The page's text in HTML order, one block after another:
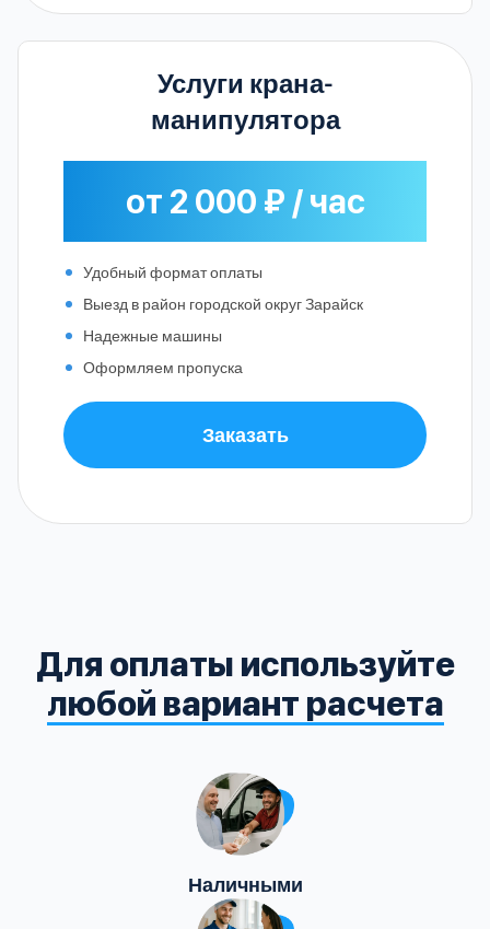
Услуги крана-
манипулятора
от 2 000 ₽ / час
Удобный формат оплаты
Выезд в район городской округ Зарайск
Надежные машины
Оформляем пропуска
Заказать
Для оплаты используйте
любой вариант расчета
Наличными